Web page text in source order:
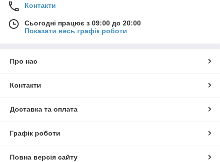
Контакти
Сьогодні працює з 09:00 до 20:00
Показати весь графік роботи
Про нас
Контакти
Доставка та оплата
Графік роботи
Повна версія сайту